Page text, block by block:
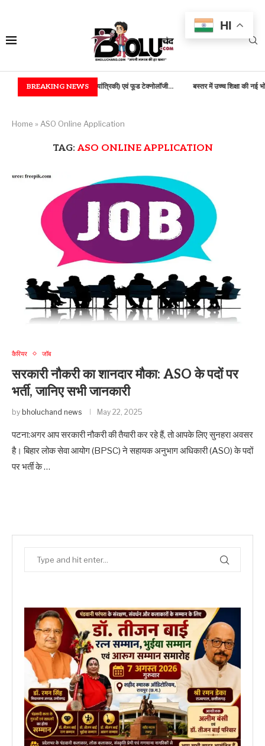
BREAKING NEWS
में B.TECH (कृषि अभियांत्रिकी) एवं फूड टेक्नोलॉजी... बस्तर में उच्च शिक्षा की नई भोर, 100...
Home » ASO Online Application
TAG: ASO ONLINE APPLICATION
कैरियर जॉब
सरकारी नौकरी का शानदार मौका: ASO के पदों पर
भर्ती, जानिए सभी जानकारी
by bholuchand news May 22, 2025
पटना:अगर आप सरकारी नौकरी की तैयारी कर रहे हैं, तो आपके लिए सुनहरा अवसर
है। बिहार लोक सेवा आयोग (BPSC) ने सहायक अनुभाग अधिकारी (ASO) के पदों
पर भर्ती के …
HI